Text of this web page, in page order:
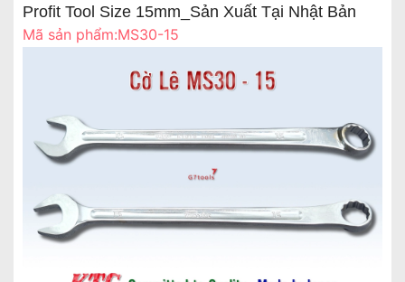
Profit Tool Size 15mm_Sản Xuất Tại Nhật Bản
Mã sản phẩm:MS30-15